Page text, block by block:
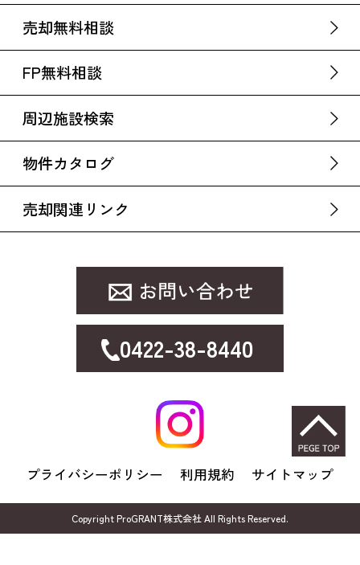
売却無料相談
FP無料相談
周辺施設検索
物件カタログ
売却関連リンク
0422-38-8440
プライバシーポリシー 利用規約 サイトマップ
Copyright ProGRANT株式会社 All Rights Reserved.